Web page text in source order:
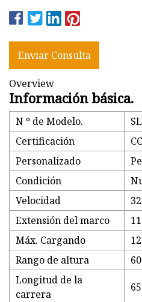
Enviar Consulta
Overview
Información básica.
N º de Modelo.
Certificación
Personalizado
Condición
Velocidad
Extensión del marco
Máx. Cargando
Rango de altura
Longitud de la
carrera